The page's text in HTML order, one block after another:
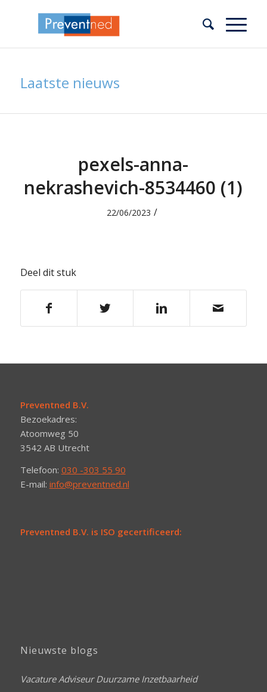
Laatste nieuws
pexels-anna-
nekrashevich-8534460 (1)
22/06/2023 /
Deel dit stuk
Preventned B.V.
Bezoekadres:
Atoomweg 50
3542 AB Utrecht
Telefoon: 030 -303 55 90
E-mail: info@preventned.nl
Preventned B.V. is ISO gecertificeerd:
Nieuwste blogs
Vacature Adviseur Duurzame Inzetbaarheid